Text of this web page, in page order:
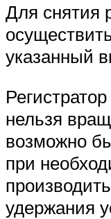
Для снятия
указанный
Регистратор
нельзя
возможно
при
удержания